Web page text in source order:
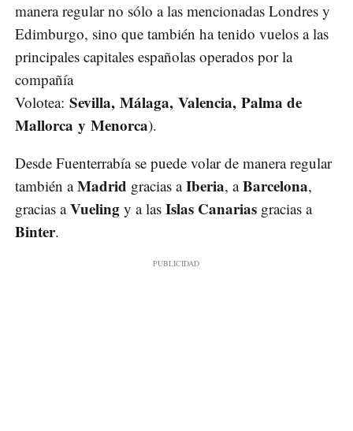
manera regular no sólo a las mencionadas Londres y
Edimburgo, sino que también ha tenido vuelos a las
principales capitales españolas operados por la
compañía
Volotea: Sevilla, Málaga, Valencia, Palma de
Mallorca y Menorca).
Desde Fuenterrabía se puede volar de manera regular
también aMadrid gracias aIberia, aBarcelona,
gracias aVueling y a las Islas Canarias gracias a
Binter.